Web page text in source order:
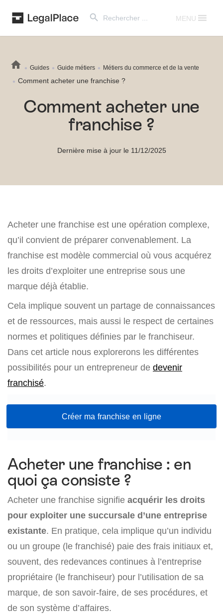
for:
MENU
Guides Guide métiers Métiers du commerce et de la vente
Comment acheter une franchise ?
Comment acheter une
franchise ?
Dernière mise à jour le 11/12/2025
Acheter une franchise est une opération complexe,
qu’il convient de préparer convenablement. La
franchise est modèle commercial où vous acquérez
les droits d’exploiter une entreprise sous une
marque déjà établie.
Cela implique souvent un partage de connaissances
et de ressources, mais aussi le respect de certaines
normes et politiques définies par le franchiseur.
Dans cet article nous explorerons les différentes
possibilités pour un entrepreneur de devenir
franchisé.
Créer ma franchise en ligne
Acheter une franchise : en
quoi ça consiste ?
Acheter une franchise signifie acquérir les droits
pour exploiter une succursale d’une entreprise
existante. En pratique, cela implique qu’un individu
ou un groupe (le franchisé) paie des frais initiaux et,
souvent, des redevances continues à l’entreprise
propriétaire (le franchiseur) pour l’utilisation de sa
marque, de son savoir-faire, de ses procédures, et
de son système d’affaires.